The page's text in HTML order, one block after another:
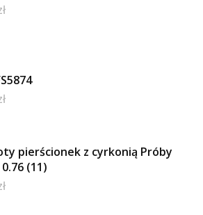
pierścionek z cyrkonią Próby
(11)